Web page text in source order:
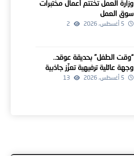
وزارة العمل تختتم أعمال مختبرات
سوق العمل
5 أغسطس، 2026 2
“وقت الطفل” بحديقة عوقد..
وجهة عائلية ترفيهية تعزّز جاذبية
موسم خريف ظفار
5 أغسطس، 2026 13